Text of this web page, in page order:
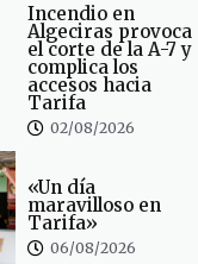
Incendio en
Algeciras provoca
el corte de la A-7 y
complica los
accesos hacia
Tarifa
02/08/2026
«Un día
maravilloso en
Tarifa»
06/08/2026